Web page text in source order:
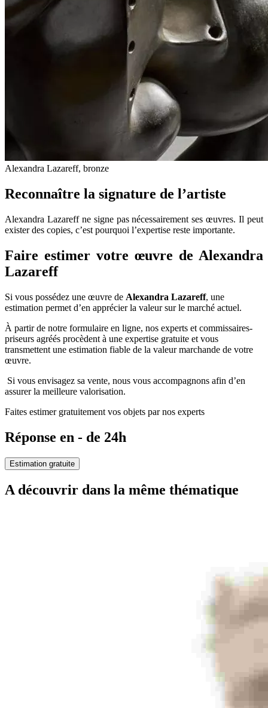
Alexandra Lazareff, bronze
Reconnaître la signature de l’artiste
Alexandra Lazareff ne signe pas nécessairement ses œuvres. Il peut
exister des copies, c’est pourquoi l’expertise reste importante.
Faire estimer votre œuvre de Alexandra
Lazareff
Si vous possédez une œuvre de Alexandra Lazareff, une
estimation permet d’en apprécier la valeur sur le marché actuel.
À partir de notre formulaire en ligne, nos experts et commissaires-
priseurs agréés procèdent à une expertise gratuite et vous
transmettent une estimation fiable de la valeur marchande de votre
œuvre.
Si vous envisagez sa vente, nous vous accompagnons afin d’en
assurer la meilleure valorisation.
Faites estimer gratuitement vos objets par nos experts
Réponse en - de 24h
Estimation gratuite
A découvrir dans la même thématique